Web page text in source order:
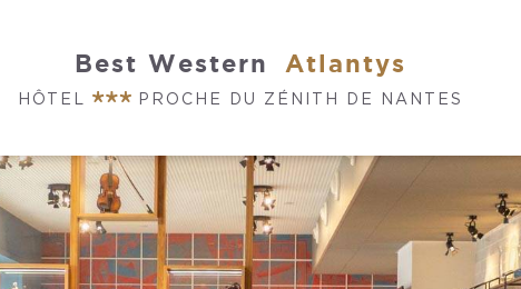
Best Western Atlantys
HÔTEL PROCHE DU ZÉNITH DE NANTES